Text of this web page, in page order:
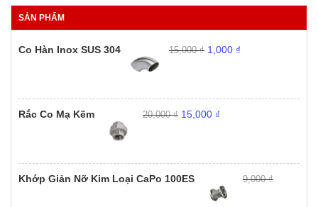
là:
tại
gốc
hiện
SẢN PHẨM
Co Hàn Inox SUS 304 15,000₫
Giá
gốc
1,000 ₫
Rắc Co Mạ Kẽm
20,000₫
Giá
gốc
15,000 ₫
Khớp Giản Nỡ Kim Loại CaPo 100ES
9,000₫